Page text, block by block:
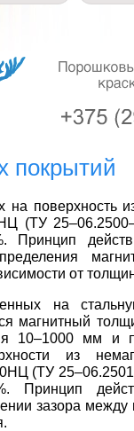
покрытий
на поверхность
(ТУ
от
на
магнитный
10–1000 мм и
из
(ТУ
Принцип
зазора между